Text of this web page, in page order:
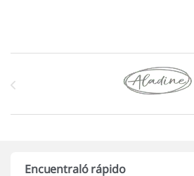
Marcas De Carrusel
Encuentraló rápido